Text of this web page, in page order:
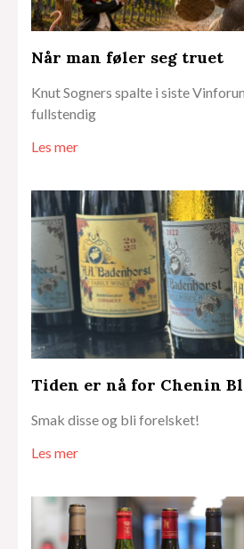
Når man føler seg truet
Knut Sogners spalte i siste
fullstendig
Les mer
Tiden er nå for Chenin
Smak disse og bli forelsket!
Les mer